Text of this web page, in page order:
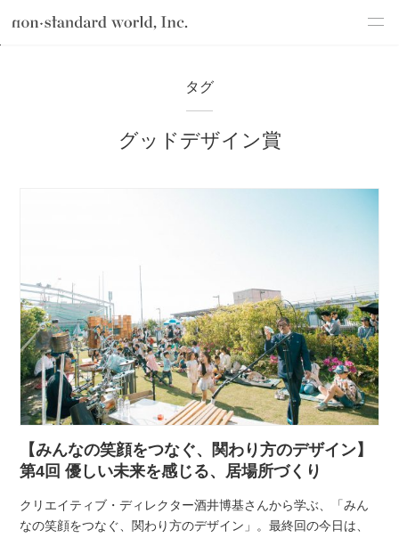
csr
works
recruit
atelier
contact
english
タグ
グッドデザイン賞
【みんなの笑顔をつなぐ、関わり方のデザイン】
第4回 優しい未来を感じる、居場所づくり
クリエイティブ・ディレクター酒井博基さんから学ぶ、「みん
なの笑顔をつなぐ、関わり方のデザイン」。最終回の今日は、